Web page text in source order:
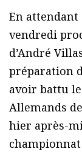
En
vendredi
d’André
préparation
avoir battu
Allemands
hier après-